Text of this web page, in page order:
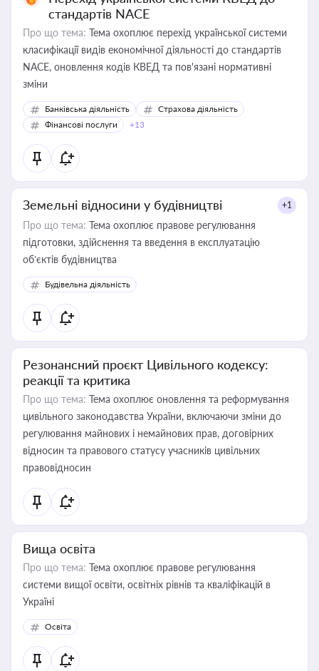
стандартів NACE
Про що тема: Тема охоплює перехід української системи
класифікації видів економічної діяльності до стандартів
NACE, оновлення кодів КВЕД та пов'язані нормативні
зміни
Банківська діяльність
Страхова діяльність
Фінансові послуги
+13
Земельні відносини у будівництві +1
Про що тема: Тема охоплює правове регулювання
підготовки, здійснення та введення в експлуатацію
об’єктів будівництва
Будівельна діяльність
Резонансний проєкт Цивільного кодексу:
реакції та критика
Про що тема: Тема охоплює оновлення та реформування
цивільного законодавства України, включаючи зміни до
регулювання майнових і немайнових прав, договірних
відносин та правового статусу учасників цивільних
правовідносин
Вища освіта
Про що тема: Тема охоплює правове регулювання
системи вищої освіти, освітніх рівнів та кваліфікацій в
Україні
Освіта